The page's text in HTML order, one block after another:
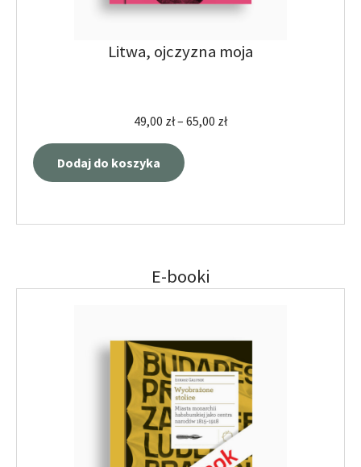
Litwa, ojczyzna moja
49,00 zł– 65,00 zł
Dodaj do koszyka
E-booki